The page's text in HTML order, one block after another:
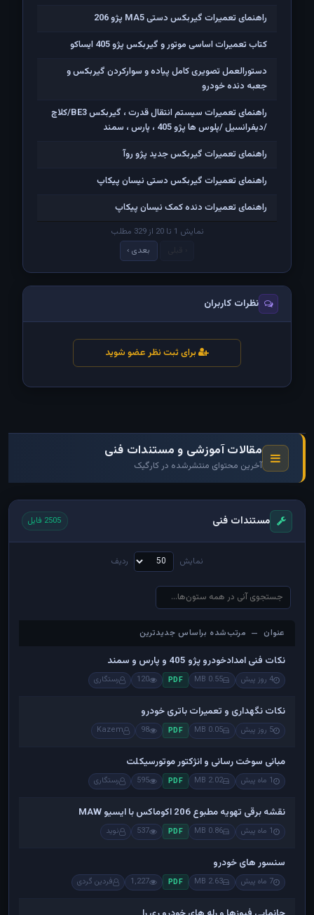
راهنمای تعمیرات گیربکس دستی MA5 پژو 206
کتاب تعمیرات اساسی موتور و گیربکس پژو 405 ایساکو
دستورالعمل تصویری کامل پیاده و سوارکردن گیربکس و
جعبه دنده خودرو
راهنمای تعمیرات سیستم انتقال قدرت ، گیربکس BE3/کلاچ
/دیفرانسیل /پلوس ها پژو 405 ، پارس ، سمند
راهنمای تعمیرات گیربکس جدید پژو روآ
راهنمای تعمیرات گیربکس دستی نیسان پیکاپ
راهنمای تعمیرات دنده کمک نیسان پیکاپ
نمایش 1 تا 20 از 329 مطلب
بعدی ›
نظرات کاربران
برای ثبت نظر عضو شوید
مقالات آموزشی و مستندات فنی
آخرین محتوای منتشرشده در کارگیک
مستندات فنی 2505 فایل
نمایش ردیف
عنوان — مرتب‌شده براساس جدیدترین
عنوان — مرتب‌شده براساس جدیدترین
نکات فنی امدادخودرو پژو 405 و پارس و سمند
4 روز پیش 0.55 MB
PDF
120 رستگاری
نکات نگهداری و تعمیرات باتری خودرو
5 روز پیش 0.05 MB
PDF
98
Kazem
مبانی سوخت رسانی و انژکتور موتورسیکلت
1 ماه پیش 2.02 MB
PDF
595 رستگاری
نقشه برقی تهویه مطبوع 206 اکوماکس با ایسیو MAW
1 ماه پیش 0.86 MB
PDF
537 نوید
سنسور های خودرو
7 ماه پیش 2.63 MB
PDF
1,227 فردین گردی